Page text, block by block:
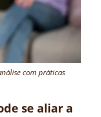
com práticas
se aliar a